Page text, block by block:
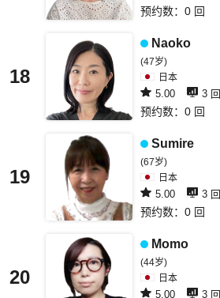
预约数：0 回
18
Naoko
(47岁)
日本
5.00 3 回
预约数：0 回
19
Sumire
(67岁)
日本
5.00 3 回
预约数：0 回
20
Momo
(44岁)
日本
5.00 3 回